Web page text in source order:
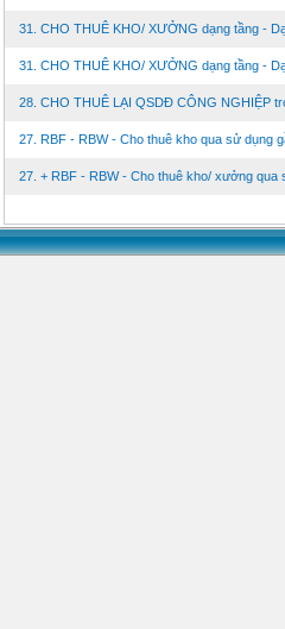
31. CHO THUÊ KHO/ XƯỞNG dạng tầng -
31. CHO THUÊ KHO/ XƯỞNG dạng tầng -
28. CHO THUÊ LẠI QSDĐ CÔNG NGHIỆP
27. RBF - RBW - Cho thuê kho qua sử dụng
27. + RBF - RBW - Cho thuê kho/ xưởng qua